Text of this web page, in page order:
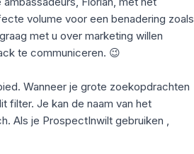
volume voor een benadering zoals
met u over marketing willen
te communiceren. 😉
Wanneer je grote zoekopdrachten
filter. Je kan de naam van het
Als je ProspectInwilt gebruiken